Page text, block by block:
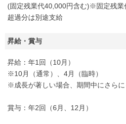
(固定残業代40,000円含む)※固定残業
超過分は別途支給
昇給・賞与
昇給：年1回（10月）
※10月（通常）、4月（臨時）
※成長が著しい場合、期間中にさらに
賞与：年2回（6月、12月）